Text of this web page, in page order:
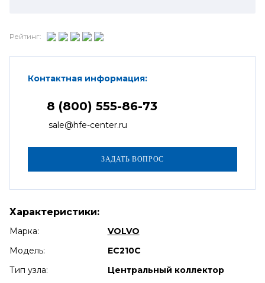
Рейтинг:
Контактная информация:
8 (800) 555-86-73
sale@hfe-center.ru
Характеристики:
Марка:
VOLVO
Модель:
EC210C
Тип узла:
Центральный коллектор